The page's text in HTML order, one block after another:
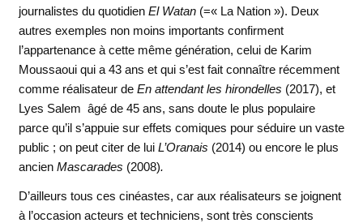
journalistes du quotidien El Watan (=« La Nation »). Deux
autres exemples non moins importants confirment
l’appartenance à cette même génération, celui de Karim
Moussaoui qui a 43 ans et qui s’est fait connaître récemment
comme réalisateur de En attendant les hirondelles (2017), et
Lyes Salem âgé de 45 ans, sans doute le plus populaire
parce qu’il s’appuie sur effets comiques pour séduire un vaste
public ; on peut citer de lui L’Oranais (2014) ou encore le plus
ancien Mascarades (2008).
D’ailleurs tous ces cinéastes, car aux réalisateurs se joignent
à l’occasion acteurs et techniciens, sont très conscients